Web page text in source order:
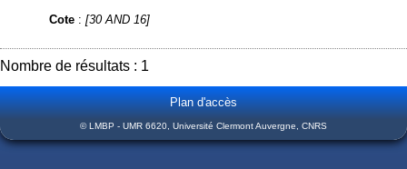
Cote :[30 AND 16]
Nombre de résultats : 1
Plan d'accès
© LMBP - UMR 6620, Université Clermont Auvergne, CNRS